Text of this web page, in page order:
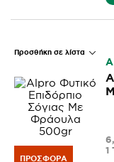
Προσθήκη σε λίστα
ΠΡΟΣΦΟΡΆ
1